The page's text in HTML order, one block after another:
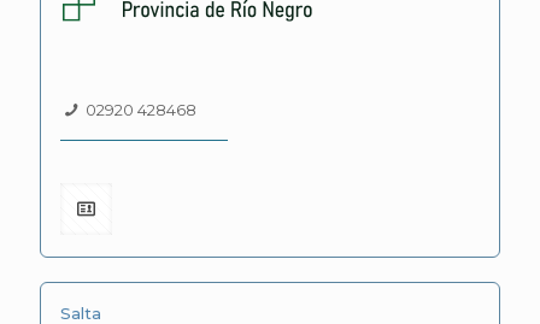
02920 428468
Salta